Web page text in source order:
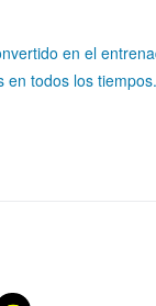
en el
en todos los